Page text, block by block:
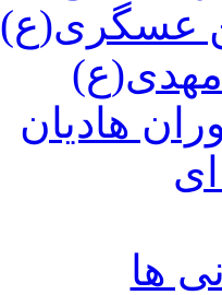
عسگری(ع)
هادیان
ها